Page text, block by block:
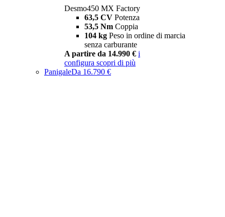
Desmo450 MX Factory
63,5 CV Potenza
53,5 Nm Coppia
104 kg Peso in ordine di marcia
senza carburante
A partire da 14.990 € i
configura scopri di più
PanigaleDa 16.790 €